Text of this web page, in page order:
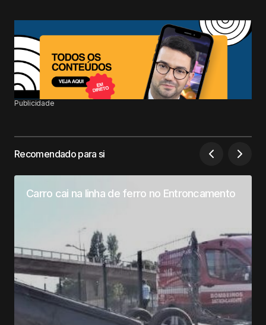
Publicidade
Recomendado para si
Carro cai na linha de ferro no Entroncamento